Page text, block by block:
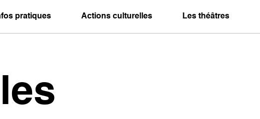
pratiques Actions culturelles Les théâtres